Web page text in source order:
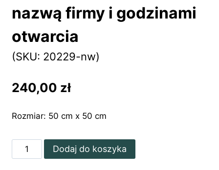
nazwą firmy i godzinami
otwarcia
(SKU: 20229-nw)
240,00 zł
Rozmiar: 50 cm x 50 cm
ilość
Okleina
Dodaj do koszyka